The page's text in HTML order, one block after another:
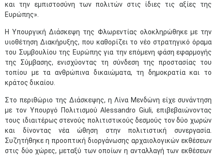
και την εμπιστοσύνη των πολιτών στις ίδιες τις αξίες της
Ευρώπης».
Η Υπουργική Διάσκεψη της Φλωρεντίας ολοκληρώθηκε με την
υιοθέτηση Διακήρυξης, που καθορίζει το νέο στρατηγικό όραμα
του Συμβουλίου της Ευρώπης για την επόμενη φάση εφαρμογής
της Σύμβασης, ενισχύοντας τη σύνδεση της προστασίας του
τοπίου με τα ανθρώπινα δικαιώματα, τη δημοκρατία και το
κράτος δικαίου.
Στο περιθώριο της Διάσκεψης, η Λίνα Μενδώνη είχε συνάντηση
με τον Υπουργό Πολιτισμού Alessandro Giuli, επιβεβαιώνοντας
τους ιδιαιτέρως στενούς πολιτιστικούς δεσμούς τον δύο χωρών
και δίνοντας νέα ώθηση στην πολιτιστική συνεργασία.
Συζητήθηκε η προοπτική διοργάνωσης αρχαιολογικών εκθέσεων
στις δύο χώρες, μεταξύ των οποίων η ανταλλαγή των εκθέσεων